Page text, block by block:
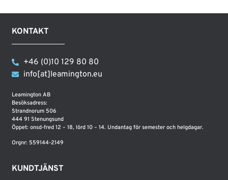
KONTAKT
+46 (0)10 129 80 80
info[at]leamington.eu
Leamington AB
Besöksadress:
Strandnorum 506
444 91 Stenungsund
Öppet: onsd-fred 12 – 18, lörd 10 – 14. Undantag för semester och helgdagar.
Orgnr: 559144-2149
KUNDTJÄNST